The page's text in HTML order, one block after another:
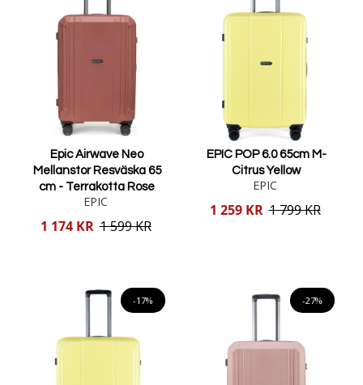
Epic Airwave Neo
Mellanstor Resväska 65
cm - Terrakotta Rose
EPIC
Reducerat
1 174 KR 1 599 KR
EPIC POP 6.0 65cm M-
Citrus Yellow
EPIC
Reducerat
1 259 KR 1 799 KR
-17% -27%